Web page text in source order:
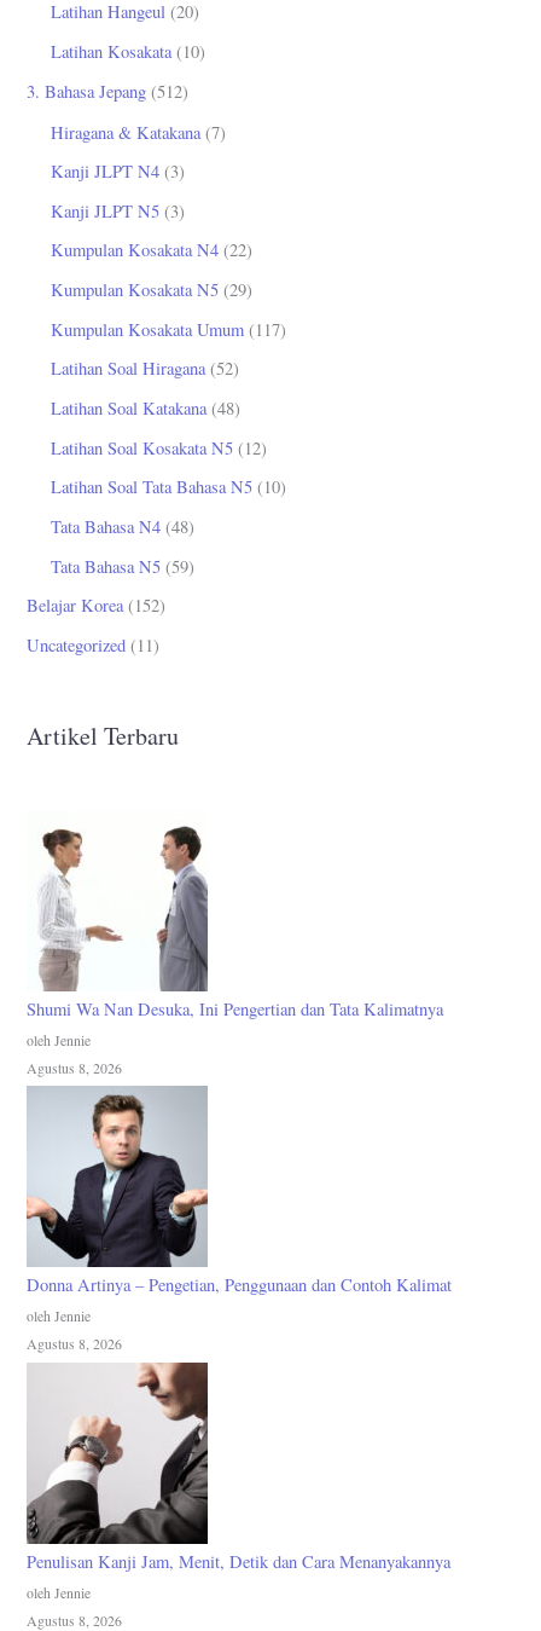
Latihan Hangeul (20)
Latihan Kosakata(10)
3. Bahasa Jepang (512)
Hiragana & Katakana (7)
Kanji JLPT N4 (3)
Kanji JLPT N5 (3)
Kumpulan Kosakata N4 (22)
Kumpulan Kosakata N5 (29)
Kumpulan Kosakata Umum (117)
Latihan Soal Hiragana(52)
Latihan Soal Katakana(48)
Latihan Soal Kosakata N5 (12)
Latihan Soal Tata Bahasa N5 (10)
Tata Bahasa N4 (48)
Tata Bahasa N5 (59)
Belajar Korea(152)
Uncategorized (11)
Artikel Terbaru
Shumi Wa Nan Desuka, Ini Pengertian dan Tata Kalimatnya
oleh Jennie
Agustus 8, 2026
Donna Artinya – Pengetian, Penggunaan dan Contoh Kalimat
oleh Jennie
Agustus 8, 2026
Penulisan Kanji Jam, Menit, Detik dan Cara Menanyakannya
oleh Jennie
Agustus 8, 2026